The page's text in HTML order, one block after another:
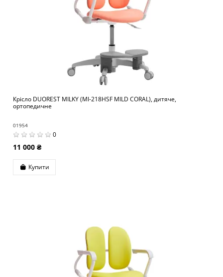
Крісло DUOREST MILKY (MI-218HSF MILD CORAL), дитяче,
ортопедичне
01954
0
11 000 ₴
Купити